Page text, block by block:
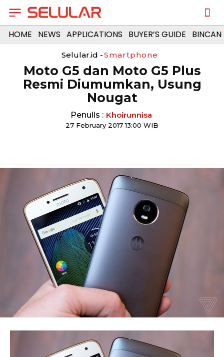
HOME NEWS APPLICATIONS BUYER’S GUIDE
Selular.id -Smartphone
Moto G5 dan Moto G5 Plus
Resmi Diumumkan, Usung
Nougat
Penulis : Khoirunnisa
27 February 2017 13:00 WIB